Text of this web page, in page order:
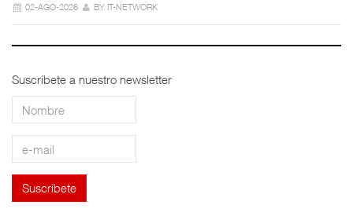
02-AGO-2026 BY IT-NETWORK
Suscríbete a nuestro newsletter